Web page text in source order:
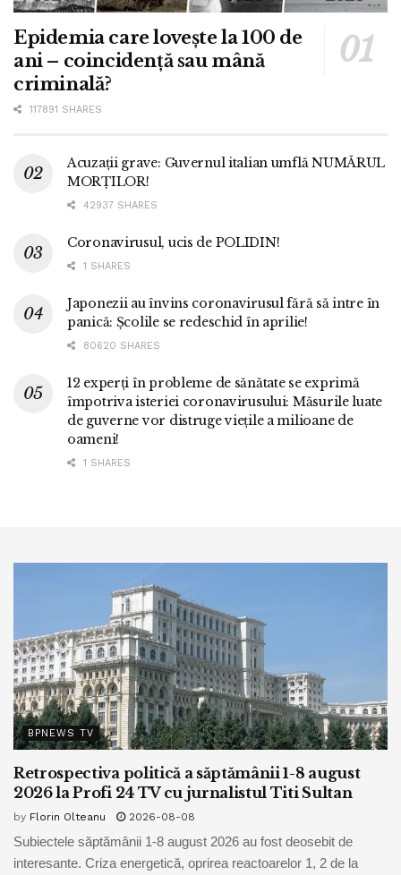
Epidemia care lovește la 100 de
ani – coincidență sau mână
criminală?
117891 SHARES
Acuzații grave: Guvernul italian umflă NUMĂRUL
MORȚILOR!
42937 SHARES
Coronavirusul, ucis de POLIDIN!
1 SHARES
Japonezii au învins coronavirusul fără să intre în
panică: Școlile se redeschid în aprilie!
80620 SHARES
12 experți în probleme de sănătate se exprimă
împotriva isteriei coronavirusului: Măsurile luate
de guverne vor distruge viețile a milioane de
oameni!
1 SHARES
BPNEWS TV
Retrospectiva politică a săptămânii 1-8 august
2026 la Profi 24 TV cu jurnalistul Titi Sultan
by Florin Olteanu 2026-08-08
Subiectele săptămânii 1-8 august 2026 au fost deosebit de
interesante. Criza energetică, oprirea reactoarelor 1, 2 de la